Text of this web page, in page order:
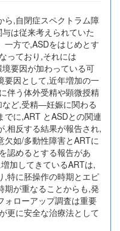
ら,自閉症スペクトラム障
は従来考えられていた
一方で,ASDをはじめとす
っており,それには
要因が加わっている可
要因として,近年増加の一
伴う体外受精や顕微授精
など,受精―妊娠に関わる
でに,ART とASDとの関連
,相反する結果が報告され,
欠如/多動性障害とARTに
認めるとする報告があ
加してきているARTは,
,特に胚操作の時期とエピ
期が重なることからも,発
ォローアップ調査は重要
更に安全な治療法として